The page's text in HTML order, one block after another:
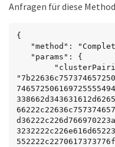
Anfragen für diese
{